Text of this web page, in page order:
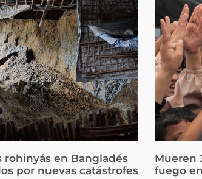
rohinyás en Bangladés
por nuevas catástrofes
Mueren
fuego